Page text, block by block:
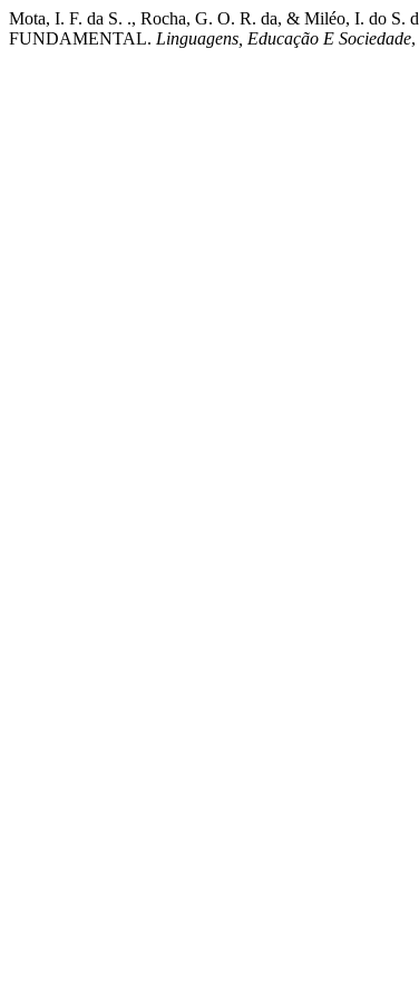
Mota, I. F. da S. ., Rocha, G. O. R. da, & Miléo, I. do
FUNDAMENTAL. Linguagens, Educação E Sociedade,